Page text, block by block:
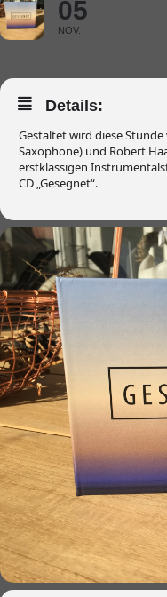
05
NOV.
Details:
Gestaltet wird diese
Saxophone) und Robert
erstklassigen
CD „Gesegnet“.